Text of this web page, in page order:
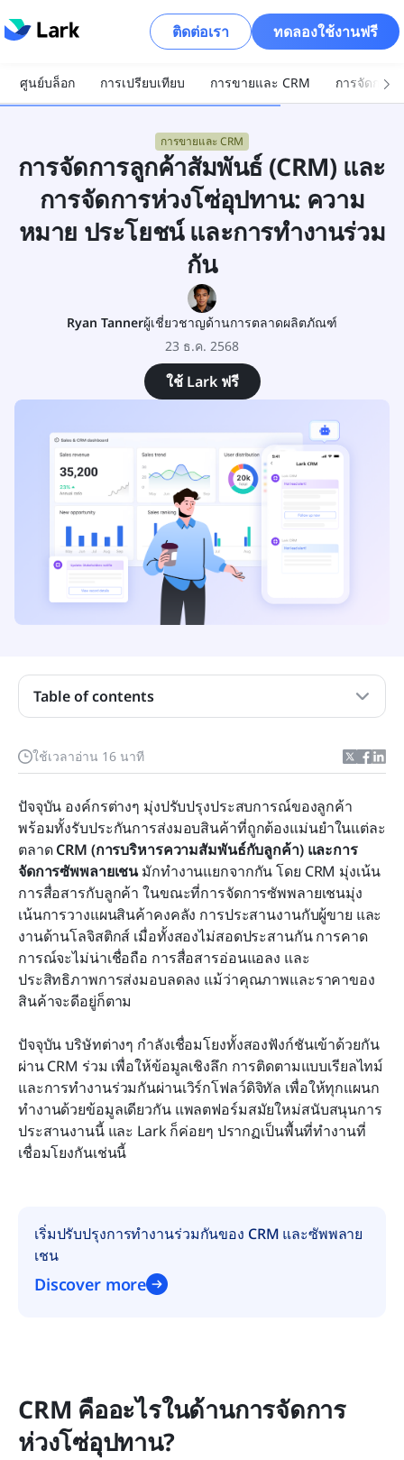
ติดต่อเรา ทดลองใช้งานฟรี
ศูนย์บล็อก การเปรียบเทียบ การขายและ CRM การจัดการ
การขายและ CRM
การจัดการลูกค้าสัมพันธ์ (CRM) และ
การจัดการห่วงโซ่อุปทาน: ความ
หมาย ประโยชน์ และการทำงานร่วม
กัน
Ryan Tannerผู้เชี่ยวชาญด้านการตลาดผลิตภัณฑ์
23 ธ.ค. 2568
ใช้ Lark ฟรี
ใช้เวลาอ่าน 16 นาที
ปัจจุบัน องค์กรต่างๆ มุ่งปรับปรุงประสบการณ์ของลูกค้า
พร้อมทั้งรับประกันการส่งมอบสินค้าที่ถูกต้องแม่นยำในแต่ละ
ตลาด CRM (การบริหารความสัมพันธ์กับลูกค้า) และการ
จัดการซัพพลายเชน มักทำงานแยกจากกัน โดย CRM มุ่งเน้น
การสื่อสารกับลูกค้า ในขณะที่การจัดการซัพพลายเชนมุ่ง
เน้นการวางแผนสินค้าคงคลัง การประสานงานกับผู้ขาย และ
งานด้านโลจิสติกส์ เมื่อทั้งสองไม่สอดประสานกัน การคาด
การณ์จะไม่น่าเชื่อถือ การสื่อสารอ่อนแอลง และ
ประสิทธิภาพการส่งมอบลดลง แม้ว่าคุณภาพและราคาของ
สินค้าจะดีอยู่ก็ตาม
ปัจจุบัน บริษัทต่างๆ กำลังเชื่อมโยงทั้งสองฟังก์ชันเข้าด้วยกัน
ผ่าน CRM ร่วม เพื่อให้ข้อมูลเชิงลึก การติดตามแบบเรียลไทม์
และการทำงานร่วมกันผ่านเวิร์กโฟลว์ดิจิทัล เพื่อให้ทุกแผนก
ทำงานด้วยข้อมูลเดียวกัน แพลตฟอร์มสมัยใหม่สนับสนุนการ
ประสานงานนี้ และ Lark ก็ค่อยๆ ปรากฏเป็นพื้นที่ทำงานที่
เชื่อมโยงกันเช่นนี้
เริ่มปรับปรุงการทำงานร่วมกันของ CRM และซัพพลาย
เชน
Discover more
CRM คืออะไรในด้านการจัดการ
ห่วงโซ่อุปทาน?
Table of contents
CRM คืออะไรในด้านการจัดการห่วงโซ่อุปทาน?
ทำไม CRM จึงมีความสำคัญในการจัดการซัพพลาย
องค์ประกอบสำคัญของ CRM ในการจัดการห่วงโซ่
อุปทาน
โซ่อุปทาน) เข้าด้วยกันอย่างไร
CRM และการจัดการซัพพลายเชนให้สอดคล้องกัน
เกร็ดความรู้เพิ่มเติม: CRM กับ SCM กับ ERP แตกต่าง
กันอย่างไร?
การทำงานร่วมกันระหว่าง CRM และ SCM
วิธีเลือกโซลูชัน CRM + SCM ที่เหมาะสม
บทสรุป
คำถามที่พบบ่อย
การอ่านที่เกี่ยวข้อง